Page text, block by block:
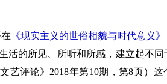
《现实主义的世俗相貌与时代意义》
的所见、所听和所感，建立起不同
艺评论》2018年第10期，第8页）